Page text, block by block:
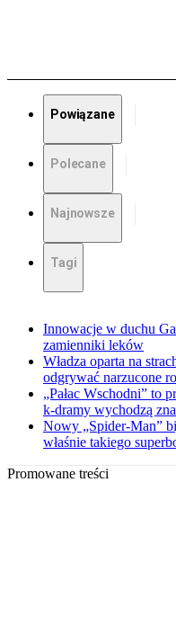
Powiązane
Polecane
Najnowsze
Tagi
Innowacje w duchu
zamienniki leków
Władza oparta na
odgrywać narzucone
„Pałac Wschodni” to
k-dramy wychodzą
Nowy „Spider-Man”
właśnie takiego
Promowane treści